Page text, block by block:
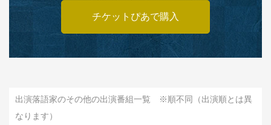
チケットぴあで購入
出演落語家のその他の出演番組一覧 ※順不同（出演順とは異
なります）